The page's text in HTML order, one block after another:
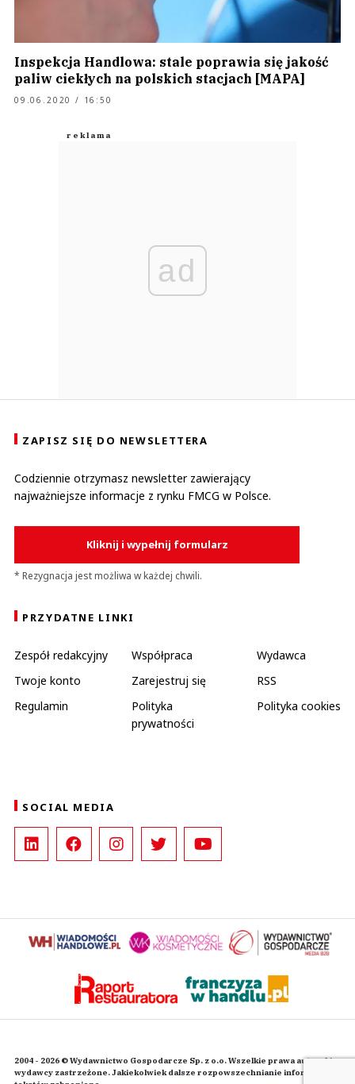
Inspekcja Handlowa: stale poprawia się jakość
paliw ciekłych na polskich stacjach [MAPA]
09.06.2020 / 16:50
ad
ZAPISZ SIĘ DO NEWSLETTERA
Codziennie otrzymasz newsletter zawierający
najważniejsze informacje z rynku FMCG w Polsce.
Kliknij i wypełnij formularz
* Rezygnacja jest możliwa w każdej chwili.
PRZYDATNE LINKI
Zespół redakcyjny Współpraca
Wydawca
Twoje konto
Zarejestruj się
RSS
Regulamin
Polityka
prywatności
Polityka cookies
SOCIAL MEDIA
2004 - 2026 © Wydawnictwo Gospodarcze Sp. z o.o. Wszelkie prawa autorskie
wydawcy zastrzeżone. Jakiekolwiek dalsze rozpowszechnianie informacji i